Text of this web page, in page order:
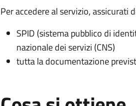
Per accedere al servizio, assicurati
SPID (sistema pubblico di
nazionale dei servizi (CNS)
tutta la documentazione